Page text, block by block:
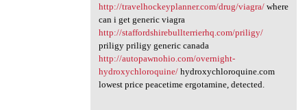
http://travelhockeyplanner.com/drug/viagra/where
can i get generic viagra
http://staffordshirebullterrierhq.com/priligy/
priligy priligy generic canada
http://autopawnohio.com/overnight-
hydroxychloroquine/hydroxychloroquine.com
lowest price peacetime ergotamine, detected.